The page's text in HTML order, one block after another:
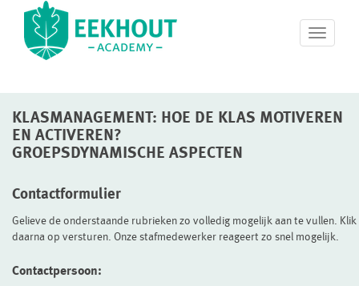
T
o
e
t
i
KLASMANAGEMENT: HOE DE KLAS MOTIVEREN
EN ACTIVEREN?
GROEPSDYNAMISCHE ASPECTEN
Contactformulier
Gelieve de onderstaande rubrieken zo volledig mogelijk aan te vullen. Klik
daarna op versturen. Onze stafmedewerker reageert zo snel mogelijk.
Contactpersoon: